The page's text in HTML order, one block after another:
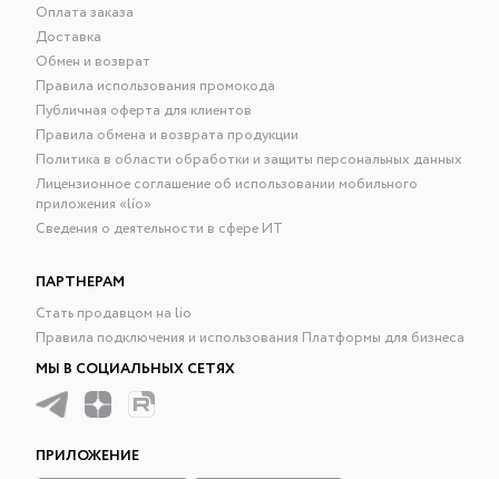
Оплата заказа
Доставка
Обмен и возврат
Правила использования промокода
Публичная оферта для клиентов
Правила обмена и возврата продукции
Политика в области обработки и защиты персональных данных
Лицензионное соглашение об использовании мобильного
приложения «lío»
Сведения о деятельности в сфере ИТ
ПАРТНЕРАМ
Стать продавцом на lio
Правила подключения и использования Платформы для бизнеса
МЫ В СОЦИАЛЬНЫХ СЕТЯХ
ПРИЛОЖЕНИЕ